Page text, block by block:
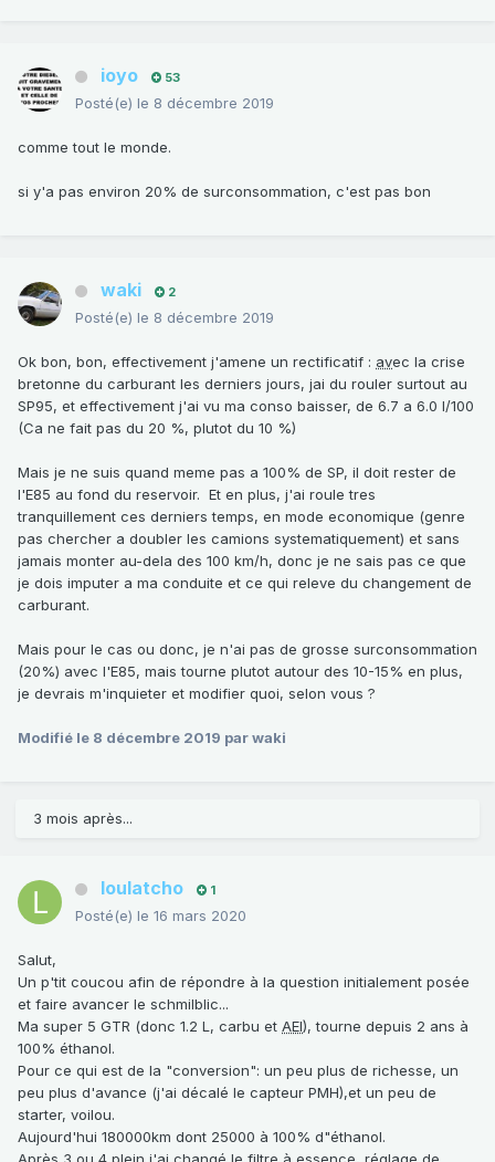
ioyo 53
Posté(e) le 8 décembre 2019
comme tout le monde.
si y'a pas environ 20% de surconsommation, c'est pas bon
waki 2
Posté(e) le 8 décembre 2019
Ok bon, bon, effectivement j'amene un rectificatif : avec la crise
bretonne du carburant les derniers jours, jai du rouler surtout au
SP95, et effectivement j'ai vu ma conso baisser, de 6.7 a 6.0 l/100
(Ca ne fait pas du 20 %, plutot du 10 %)
Mais je ne suis quand meme pas a 100% de SP, il doit rester de
l'E85 au fond du reservoir. Et en plus, j'ai roule tres
tranquillement ces derniers temps, en mode economique (genre
pas chercher a doubler les camions systematiquement) et sans
jamais monter au-dela des 100 km/h, donc je ne sais pas ce que
je dois imputer a ma conduite et ce qui releve du changement de
carburant.
Mais pour le cas ou donc, je n'ai pas de grosse surconsommation
(20%) avec l'E85, mais tourne plutot autour des 10-15% en plus,
je devrais m'inquieter et modifier quoi, selon vous ?
Modifié le 8 décembre 2019 par waki
3 mois après...
loulatcho 1
Posté(e) le 16 mars 2020
Salut,
Un p'tit coucou afin de répondre à la question initialement posée
et faire avancer le schmilblic...
Ma super 5 GTR (donc 1.2 L, carbu et AEI), tourne depuis 2 ans à
100% éthanol.
Pour ce qui est de la "conversion": un peu plus de richesse, un
peu plus d'avance (j'ai décalé le capteur PMH),et un peu de
starter, voilou.
Aujourd'hui 180000km dont 25000 à 100% d"éthanol.
Après 3 ou 4 plein j'ai changé le filtre à essence, réglage de